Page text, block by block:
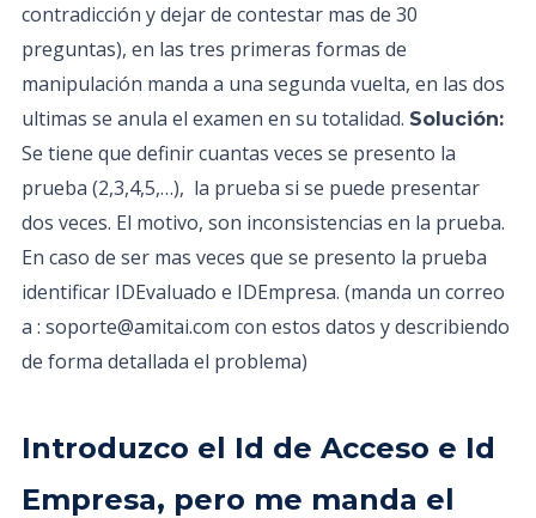
contradicción y dejar de contestar mas de 30
preguntas), en las tres primeras formas de
manipulación manda a una segunda vuelta, en las dos
ultimas se anula el examen en su totalidad. Solución:
Se tiene que definir cuantas veces se presento la
prueba (2,3,4,5,…), la prueba si se puede presentar
dos veces. El motivo, son inconsistencias en la prueba.
En caso de ser mas veces que se presento la prueba
identificar IDEvaluado e IDEmpresa. (manda un correo
a : soporte@amitai.com con estos datos y describiendo
de forma detallada el problema)
Introduzco el Id de Acceso e Id
Empresa, pero me manda el